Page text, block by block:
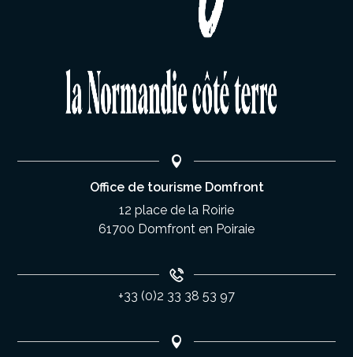
Office de tourisme Domfront
12 place de la Roirie
61700 Domfront en Poiraie
+33 (0)2 33 38 53 97